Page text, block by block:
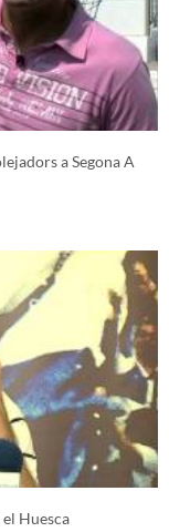
a Segona A
Huesca